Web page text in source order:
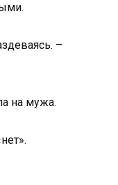
–
на мужа.